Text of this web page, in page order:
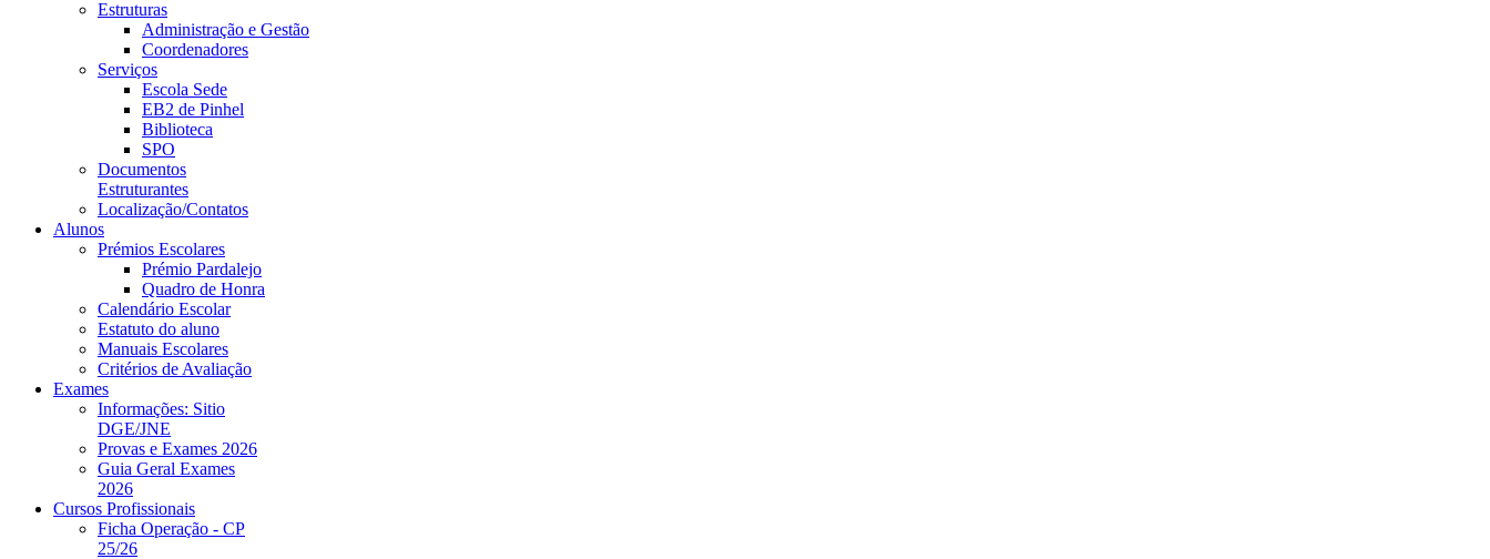
Estruturas
Administração e Gestão
Coordenadores
Serviços
Escola Sede
EB2 de Pinhel
Biblioteca
SPO
Documentos
Estruturantes
Localização/Contatos
Alunos
Prémios Escolares
Prémio Pardalejo
Quadro de Honra
Calendário Escolar
Estatuto do aluno
Manuais Escolares
Critérios de Avaliação
Exames
Informações: Sitio
DGE/JNE
Provas e Exames 2026
Guia Geral Exames
2026
Cursos Profissionais
Ficha Operação - CP
25/26